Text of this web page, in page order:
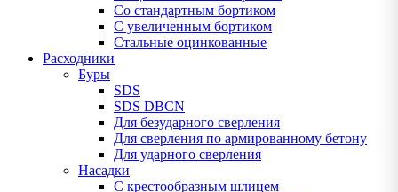
Со стандартным бортиком
С увеличенным бортиком
Стальные оцинкованные
Расходники
Буры
SDS
SDS DBCN
Для безударного сверления
Для сверления по армированному бетону
Для ударного сверления
Насадки
С крестообразным шлицем